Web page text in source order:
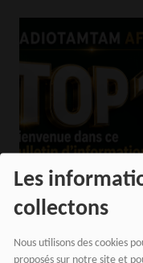
Les
collectons
Nous utilisons des cookies
LE PRÉSIDENT